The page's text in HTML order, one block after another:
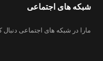
شبکه های اجتماعی
مارا در شبکه های اجتماعی دنبال